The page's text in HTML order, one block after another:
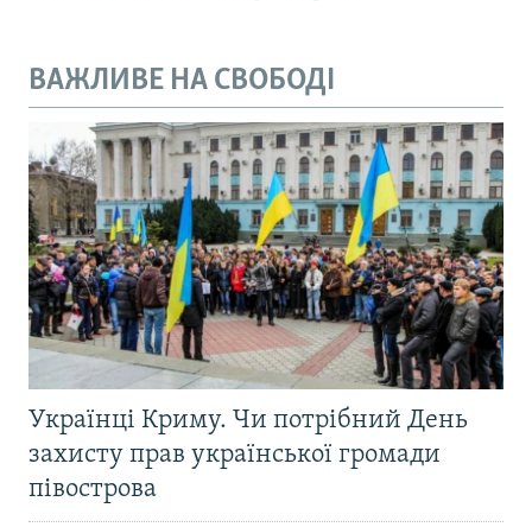
ВАЖЛИВЕ НА СВОБОДІ
Українці Криму. Чи потрібний День
захисту прав української громади
півострова